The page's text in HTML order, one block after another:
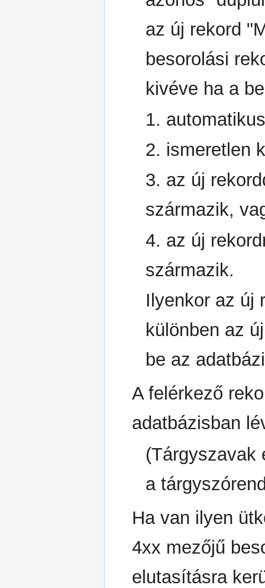
az új rekord
besorolási
kivéve ha a
1.
2. ismeretlen
3. az új
származik,
4. az új
származik.
Ilyenkor az új
különben az
be az
A felérkező
adatbázisban
(Tárgyszavak
a
Ha van ilyen
4xx mezőjű
elutasításra